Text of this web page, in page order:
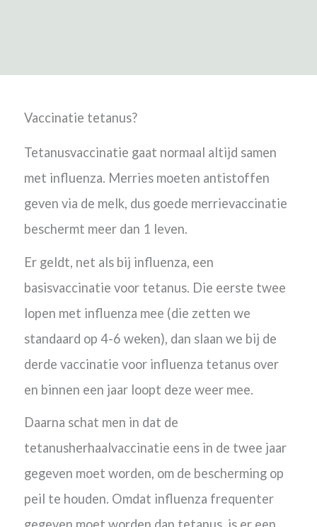
Vaccinatie tetanus?
Tetanusvaccinatie gaat normaal altijd samen
met influenza. Merries moeten antistoffen
geven via de melk, dus goede merrievaccinatie
beschermt meer dan 1 leven.
Er geldt, net als bij influenza, een
basisvaccinatie voor tetanus. Die eerste twee
lopen met influenza mee (die zetten we
standaard op 4-6 weken), dan slaan we bij de
derde vaccinatie voor influenza tetanus over
en binnen een jaar loopt deze weer mee.
Daarna schat men in dat de
tetanusherhaalvaccinatie eens in de twee jaar
gegeven moet worden, om de bescherming op
peil te houden. Omdat influenza frequenter